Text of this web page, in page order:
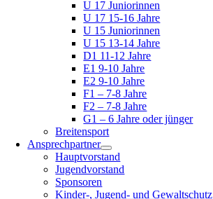
U 17 Juniorinnen
U 17 15-16 Jahre
U 15 Juniorinnen
U 15 13-14 Jahre
D1 11-12 Jahre
E1 9-10 Jahre
E2 9-10 Jahre
F1 – 7-8 Jahre
F2 – 7-8 Jahre
G1 – 6 Jahre oder jünger
Breitensport
Ansprechpartner
Hauptvorstand
Jugendvorstand
Sponsoren
Kinder-, Jugend- und Gewaltschutz